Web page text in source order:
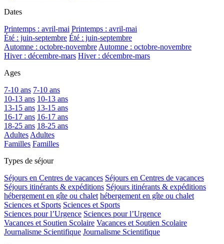
Dates
Printemps : avril-mai Printemps : avril-mai
Été : juin-septembre Été : juin-septembre
Automne : octobre-novembreAutomne : octobre-novembre
Hiver : décembre-mars Hiver : décembre-mars
Ages
7-10 ans 7-10 ans
10-13 ans 10-13 ans
13-15 ans 13-15 ans
16-17 ans 16-17 ans
18-25 ans 18-25 ans
AdultesAdultes
Familles Familles
Types de séjour
Séjours en Centres de vacances Séjours en Centres de vacances
Séjours itinérants & expéditions Séjours itinérants & expéditions
hébergement en gîte ou chalet hébergement en gîte ou chalet
Sciences et Sports Sciences et Sports
Sciences pour l’Urgence Sciences pour l’Urgence
Vacances et Soutien Scolaire Vacances et Soutien Scolaire
Journalisme Scientifique Journalisme Scientifique